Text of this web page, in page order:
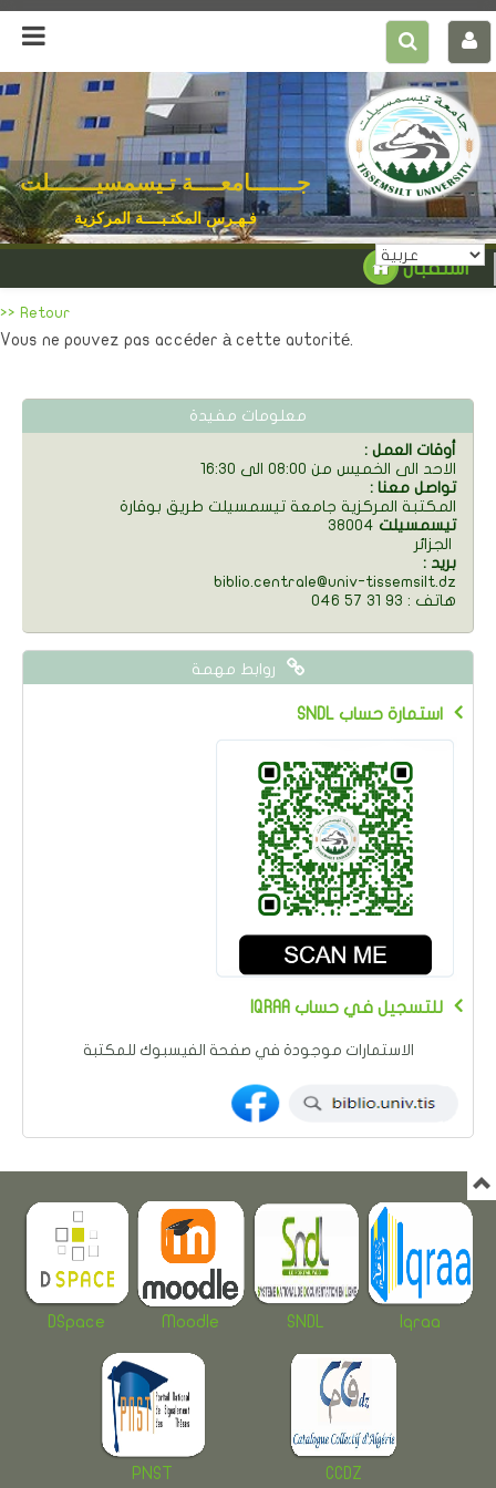
جـــــــامعــــة تـيسمسيـــــــلت
فـهـرس المكتـبــــة المركزية
استقبال
>> Retour
Vous ne pouvez pas accéder à cette autorité.
معلومات مفيدة
: أوقات العمل
الاحد الى الخميس من 08:00 الى 16:30
: تواصل معنا
المكتبة المركزية جامعة تيسمسيلت طريق بوقارة
38004 تيسمسيلت
: بريد
biblio.centrale@univ-tissemsilt.dz
046 57 31 93 : هاتف
روابط مهمة
SNDL استمارة حساب
IQRAA للتسجيل في حساب
الاستمارات موجودة في صفحة الفيسبوك للمكتبة
DSpace Moodle SNDL Iqraa
PNST CCDZ